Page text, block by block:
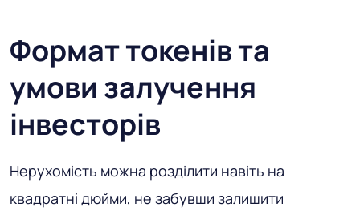
Формат токенів та
умови залучення
інвесторів
Нерухомість можна розділити навіть на
квадратні дюйми, не забувши залишити